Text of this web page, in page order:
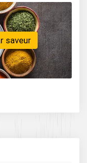
saveur